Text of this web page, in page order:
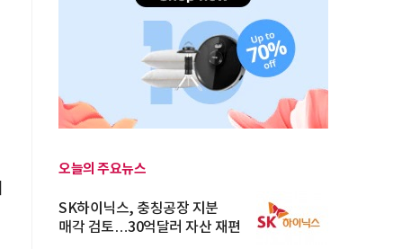
오늘의 주요뉴스
SK하이닉스, 충칭공장 지분
매각 검토…30억달러 자산 재편